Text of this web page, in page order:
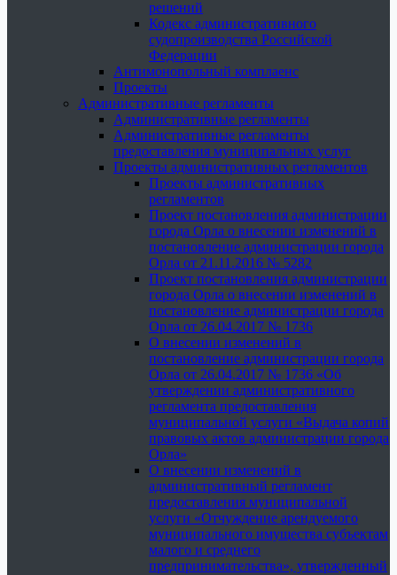
решений
Кодекс административного
судопроизводства Российской
Федерации
Антимонопольный комплаенс
Проекты
Административные регламенты
Административные регламенты
Административные регламенты
предоставления муниципальных услуг
Проекты административных регламентов
Проекты административных
регламентов
Проект постановления администрации
города Орла о внесении изменений в
постановление администрации города
Орла от 21.11.2016 № 5282
Проект постановления администрации
города Орла о внесении изменений в
постановление администрации города
Орла от 26.04.2017 № 1736
О внесении изменений в
постановление администрации города
Орла от 26.04.2017 № 1736 «Об
утверждении административного
регламента предоставления
муниципальной услуги «Выдача копий
правовых актов администрации города
Орла»
О внесении изменений в
административный регламент
предоставления муниципальной
услуги «Отчуждение арендуемого
муниципального имущества субъектам
малого и среднего
предпринимательства», утвержденный